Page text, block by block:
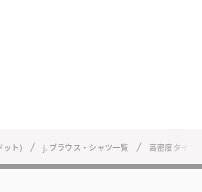
ット) j. ブラウス・シャツ一覧 高密度タイプ